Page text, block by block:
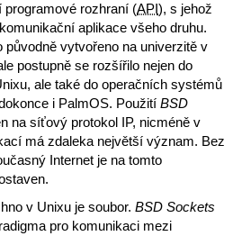
programové rozhraní (API), s jehož
aplikace všeho druhu.
vytvořeno na univerzitě v
postupně se rozšířilo nejen do
ale také do operačních systémů
i PalmOS. Použití BSD
na síťový protokol IP, nicméně v
má zdaleka největší význam. Bez
Internet je na tomto
v Unixu je soubor. BSD Sockets
pro komunikaci mezi